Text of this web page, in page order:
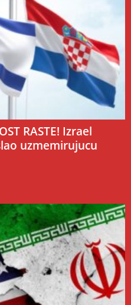
RASTE! Izrael
uzmemirujucu